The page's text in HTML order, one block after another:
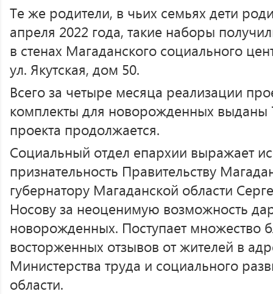
Те же родители, в чьих семьях дети
апреля 2022 года, такие наборы
в стенах Магаданского социального
ул. Якутская, дом 50.
Всего за четыре месяца реализации
комплекты для новорожденных выданы
проекта продолжается.
Социальный отдел епархии выражает
признательность Правительству
губернатору Магаданской области
Носову за неоценимую возможность
новорожденных. Поступает множество
восторженных отзывов от жителей в
Министерства труда и социального
области.